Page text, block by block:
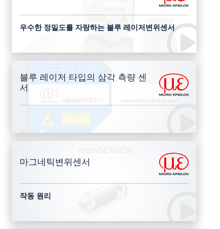
우수한 정밀도를 자랑하는 블루 레이저변위센서
블루 레이저 타입의 삼각 측량 센
서
마그네틱변위센서
작동 원리